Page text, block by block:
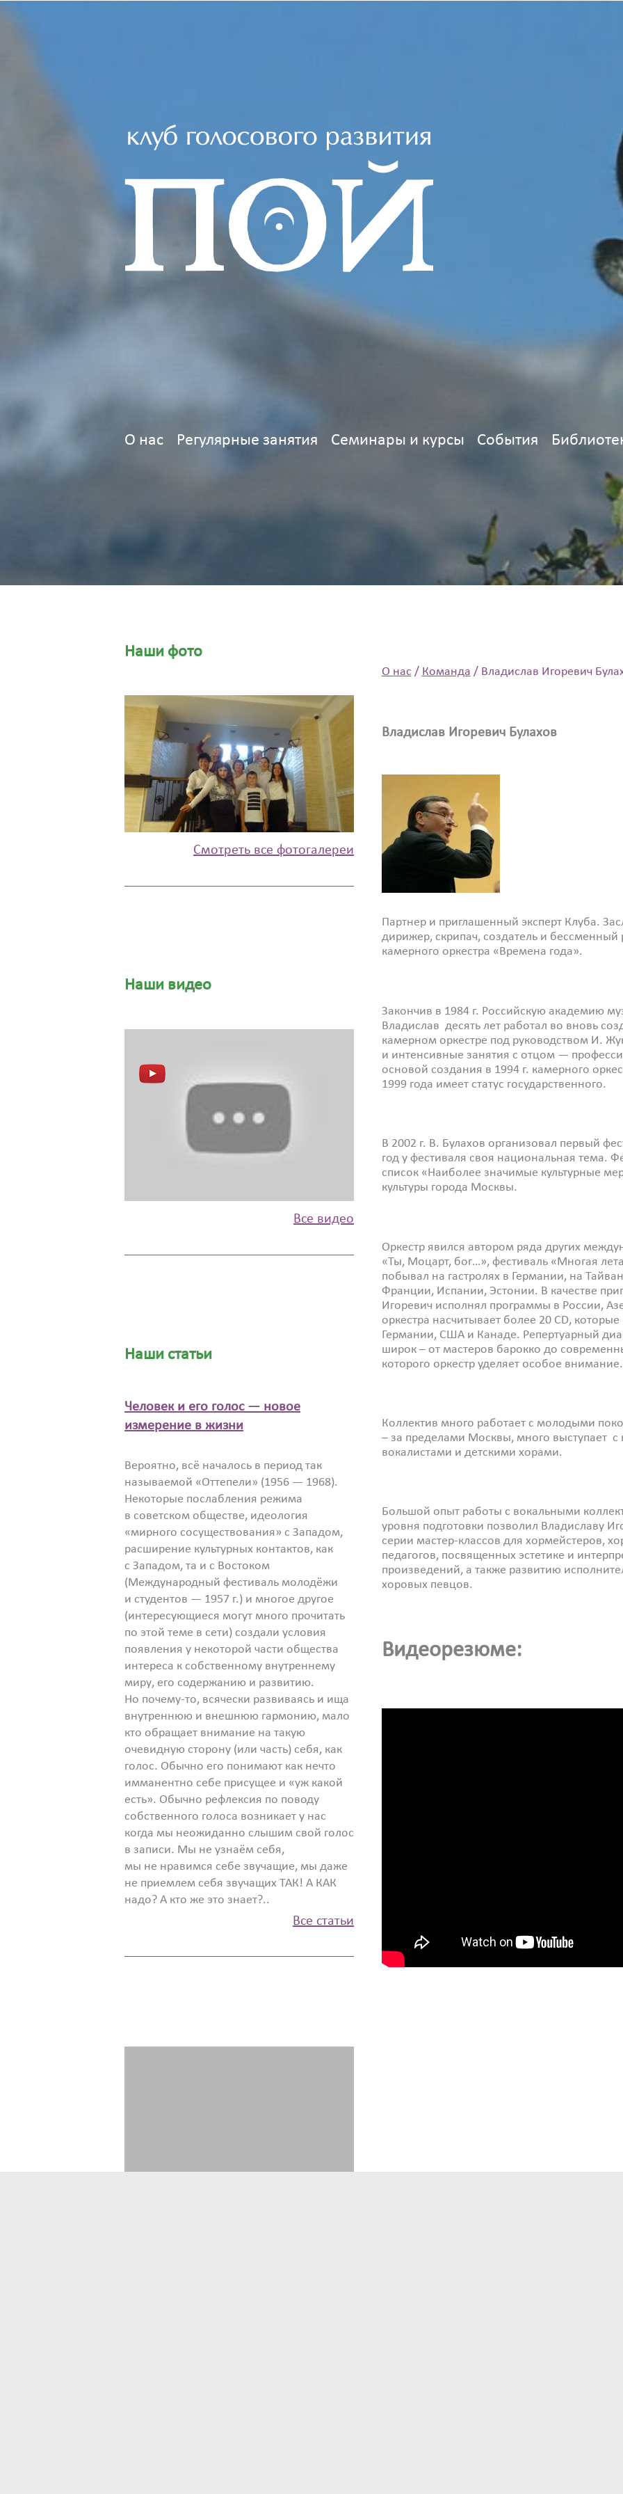
О нас Регулярные занятия Семинары и курсы События
Наши фото
Смотреть все фотогалереи
Наши видео
Все видео
Наши статьи
Человек и его голос — новое
измерение в жизни
Вероятно, всё началось в период так
называемой «Оттепели» (1956 — 1968).
Некоторые послабления режима
в советском обществе, идеология
«мирного сосуществования» с Западом,
расширение культурных контактов, как
с Западом, та и с Востоком
(Международный фестиваль молодёжи
и студентов — 1957 г.) и многое другое
(интересующиеся могут много прочитать
по этой теме в сети) создали условия
появления у некоторой части общества
интереса к собственному внутреннему
миру, его содержанию и развитию.
Но почему-то, всячески развиваясь и ища
внутреннюю и внешнюю гармонию, мало
кто обращает внимание на такую
очевидную сторону (или часть) себя, как
голос. Обычно его понимают как нечто
имманентно себе присущее и «уж какой
есть». Обычно рефлексия по поводу
собственного голоса возникает у нас
когда мы неожиданно слышим свой голос
в записи. Мы не узнаём себя,
мы не нравимся себе звучащие, мы даже
не приемлем себя звучащих ТАК! А КАК
надо? А кто же это знает?..
Все статьи
О нас / Команда / Владислав Игоревич
Владислав Игоревич Булахов
Партнер и приглашенный эксперт Клуба.
дирижер, скрипач, создатель и бессменный
камерного оркестра «Времена года».
Закончив в 1984 г. Российскую академию
Владислав десять лет работал во вновь
камерном оркестре под руководством И.
и интенсивные занятия с отцом —
основой создания в 1994 г. камерного
1999 года имеет статус государственного.
В 2002 г. В. Булахов организовал первый
год у фестиваля своя национальная тема.
список «Наиболее значимые культурные
культуры города Москвы.
Оркестр явился автором ряда других
«Ты, Моцарт, бог…», фестиваль «Многая
побывал на гастролях в Германии, на
Франции, Испании, Эстонии. В качестве
Игоревич исполнял программы в России,
оркестра насчитывает более 20 CD,
Германии, США и Канаде. Репертуарный
широк – от мастеров барокко до
которого оркестр уделяет особое внимание.
Коллектив много работает с молодыми
– за пределами Москвы, много выступает
вокалистами и детскими хорами.
Большой опыт работы с вокальными
уровня подготовки позволил Владиславу
серии мастер-классов для хормейстеров,
педагогов, посвященных эстетике и
произведений, а также развитию
хоровых певцов.
Видеорезюме: